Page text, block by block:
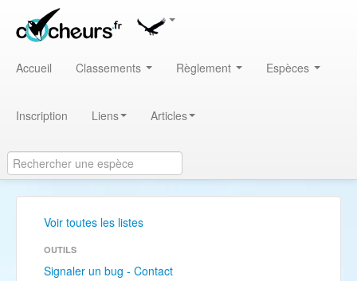
Accueil Classements Règlement Espèces
Inscription Liens Articles
Voir toutes les listes
OUTILS
Signaler un bug - Contact